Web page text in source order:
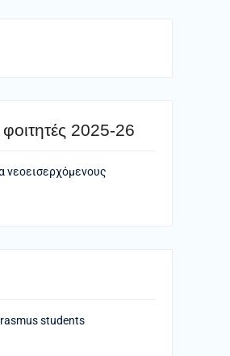
2025-26
νεοεισερχόμενους
students